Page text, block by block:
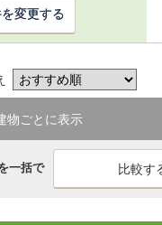
変更する
物ごとに表示
一括で